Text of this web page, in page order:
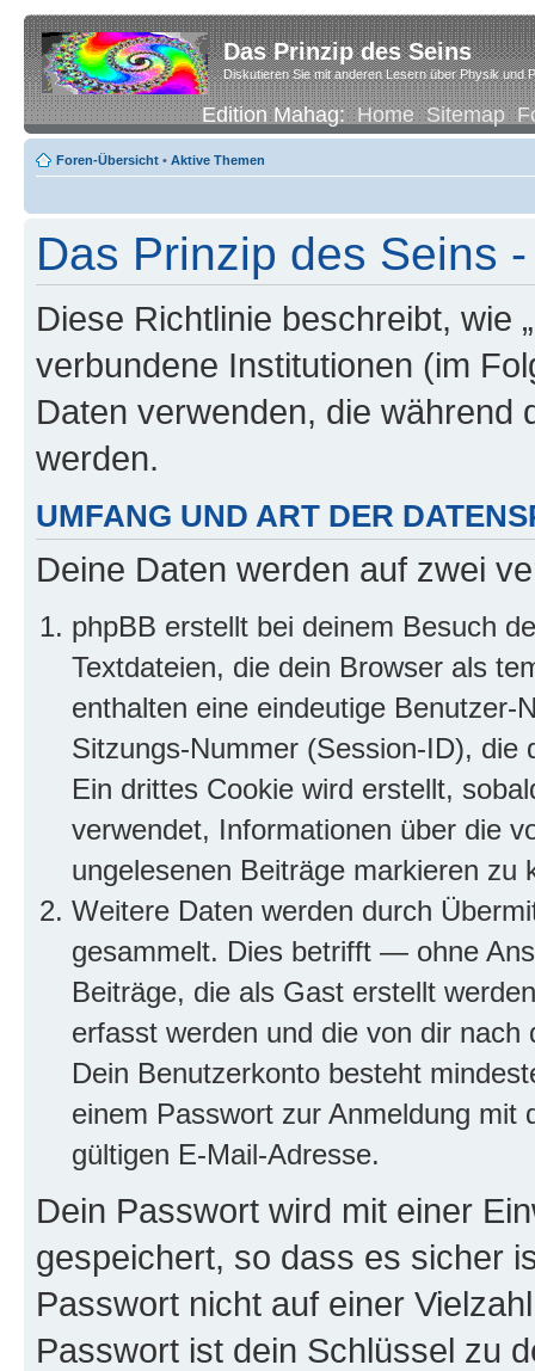
Das Prinzip des Seins
Diskutieren Sie mit anderen Lesern über Physik und
Edition Mahag:Home Sitemap
Foren-Übersicht • Aktive Themen
Das Prinzip des Seins
Diese Richtlinie beschreibt, wie
verbundene Institutionen (im
Daten verwenden, die während
werden.
UMFANG UND ART DER
Deine Daten werden auf zwei
phpBB erstellt bei deinem Besuch
Textdateien, die dein Browser als
enthalten eine eindeutige
Sitzungs-Nummer (Session-ID), die
Ein drittes Cookie wird erstellt,
verwendet, Informationen über die
ungelesenen Beiträge markieren zu
Weitere Daten werden durch
gesammelt. Dies betrifft — ohne
Beiträge, die als Gast erstellt
erfasst werden und die von dir
Dein Benutzerkonto besteht
einem Passwort zur Anmeldung mit
gültigen E-Mail-Adresse.
Dein Passwort wird mit einer
gespeichert, so dass es sicher
Passwort nicht auf einer
Passwort ist dein Schlüssel zu